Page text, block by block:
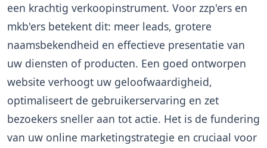
een krachtig verkoopinstrument. Voor zzp'ers en
mkb'ers betekent dit: meer leads, grotere
naamsbekendheid en effectieve presentatie van
uw diensten of producten. Een goed ontworpen
website verhoogt uw geloofwaardigheid,
optimaliseert de gebruikerservaring en zet
bezoekers sneller aan tot actie. Het is de fundering
van uw online marketingstrategie en cruciaal voor